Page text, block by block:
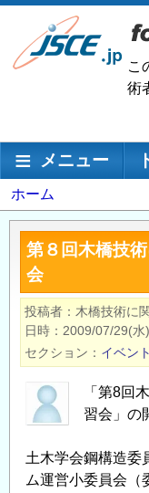
メ
ン
移
こ
術
メインナビゲーシ
メニュー
パ
ン
く
ず
ホーム
第８回木橋技
会
投稿者 木橋技術に
日時
2009/07/29(水
セクション
イベン
「第8回
習会」の
土木学会鋼構造委
ム運営小委員会（